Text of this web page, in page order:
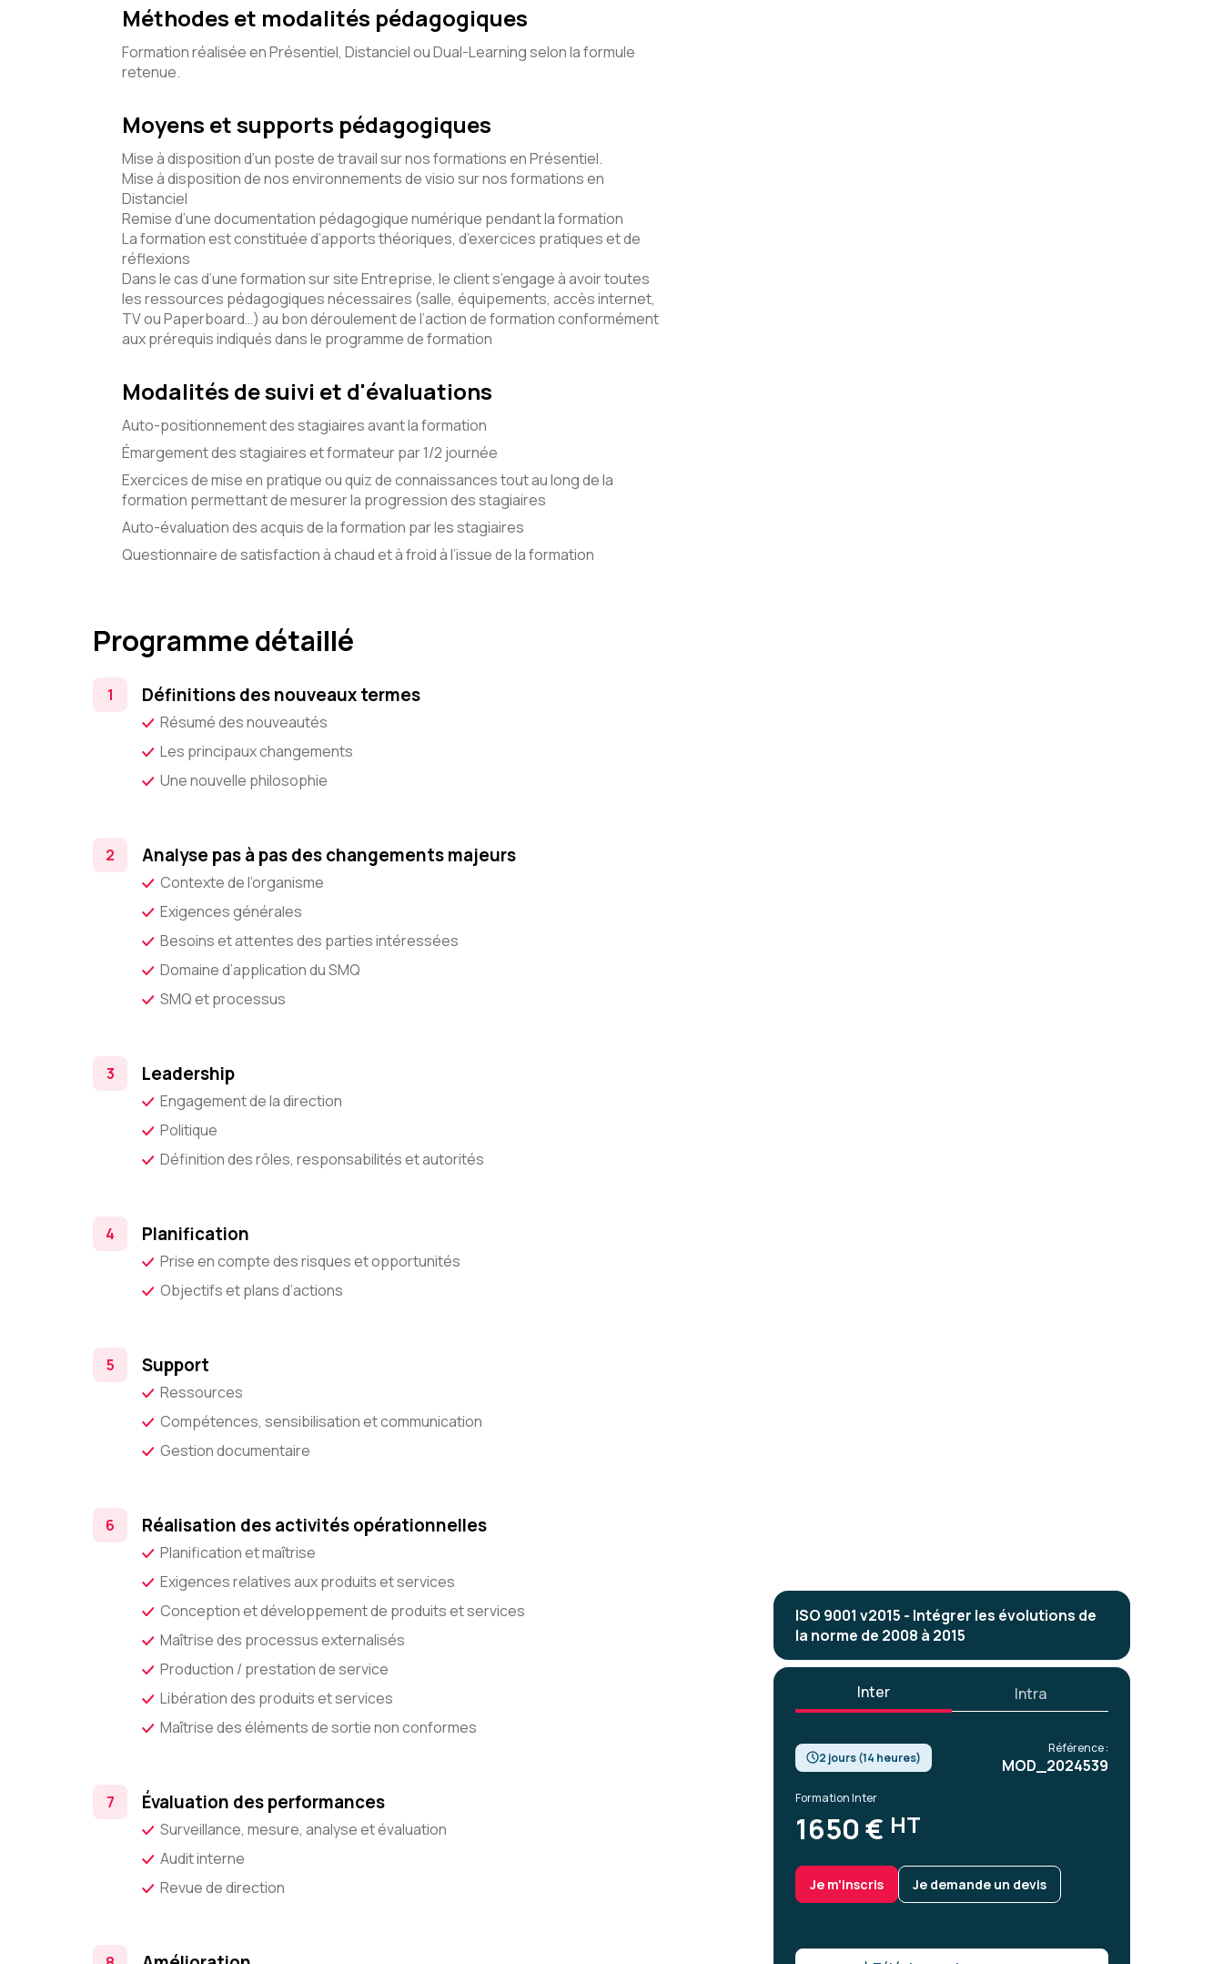
ISO 9001 v2015 - Intégrer les évolutions de
la norme de 2008 à 2015
Inter Intra
2 jours (14 heures)
Référence :
MOD_2024539
Formation Inter
1650 € HT
Je m'inscris Je demande un devis
Méthodes et modalités pédagogiques
Formation réalisée en Présentiel, Distanciel ou Dual-Learning selon la formule
retenue.
Moyens et supports pédagogiques
Mise à disposition d’un poste de travail sur nos formations en Présentiel.
Mise à disposition de nos environnements de visio sur nos formations en
Distanciel
Remise d’une documentation pédagogique numérique pendant la formation
La formation est constituée d’apports théoriques, d’exercices pratiques et de
réflexions
Dans le cas d’une formation sur site Entreprise, le client s’engage à avoir toutes
les ressources pédagogiques nécessaires (salle, équipements, accès internet,
TV ou Paperboard…) au bon déroulement de l’action de formation conformément
aux prérequis indiqués dans le programme de formation
Modalités de suivi et d'évaluations
Auto-positionnement des stagiaires avant la formation
Émargement des stagiaires et formateur par 1/2 journée
Exercices de mise en pratique ou quiz de connaissances tout au long de la
formation permettant de mesurer la progression des stagiaires
Auto-évaluation des acquis de la formation par les stagiaires
Questionnaire de satisfaction à chaud et à froid à l’issue de la formation
Programme détaillé
Définitions des nouveaux termes
Résumé des nouveautés
Les principaux changements
Une nouvelle philosophie
Analyse pas à pas des changements majeurs
Contexte de l’organisme
Exigences générales
Besoins et attentes des parties intéressées
Domaine d’application du SMQ
SMQ et processus
Leadership
Engagement de la direction
Politique
Définition des rôles, responsabilités et autorités
Planification
Prise en compte des risques et opportunités
Objectifs et plans d’actions
Support
Ressources
Compétences, sensibilisation et communication
Gestion documentaire
Réalisation des activités opérationnelles
Planification et maîtrise
Exigences relatives aux produits et services
Conception et développement de produits et services
Maîtrise des processus externalisés
Production / prestation de service
Libération des produits et services
Maîtrise des éléments de sortie non conformes
Évaluation des performances
Surveillance, mesure, analyse et évaluation
Audit interne
Revue de direction